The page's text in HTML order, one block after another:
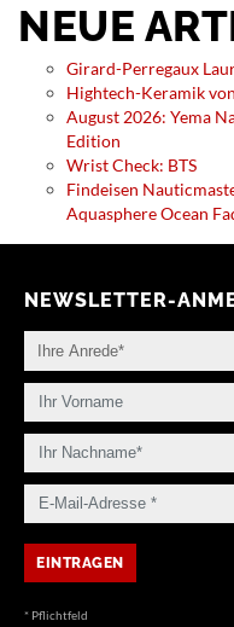
NEUE
Girard-Perregaux
Hightech-Keramik
August 2026: Yema
Edition
Wrist Check: BTS
Findeisen
Aquasphere Ocean
NEWSLETTER-
* Pflichtfeld